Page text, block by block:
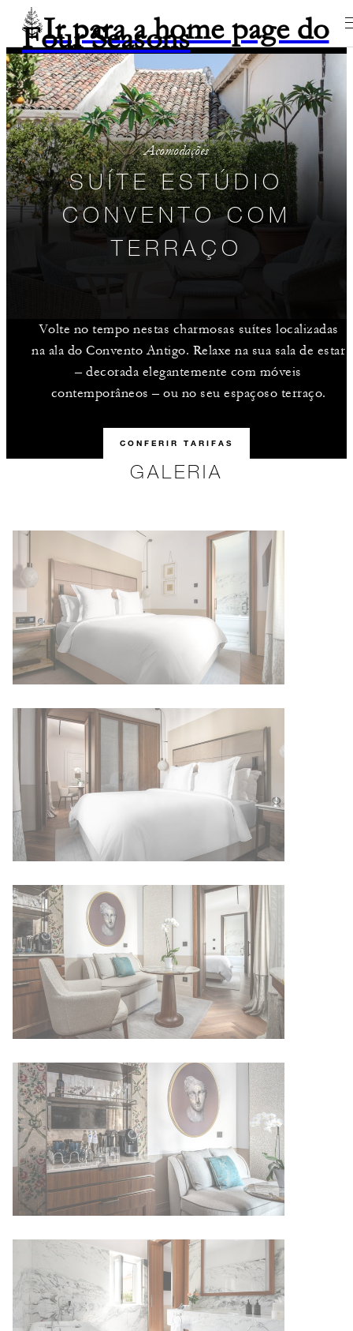
Ir para a home page do
Four Seasons
Acomodações
SUÍTE ESTÚDIO
CONVENTO COM
TERRAÇO
Volte no tempo nestas charmosas suítes localizadas
na ala do Convento Antigo. Relaxe na sua sala de estar
– decorada elegantemente com móveis
contemporâneos – ou no seu espaçoso terraço.
CONFERIR TARIFAS
GALERIA